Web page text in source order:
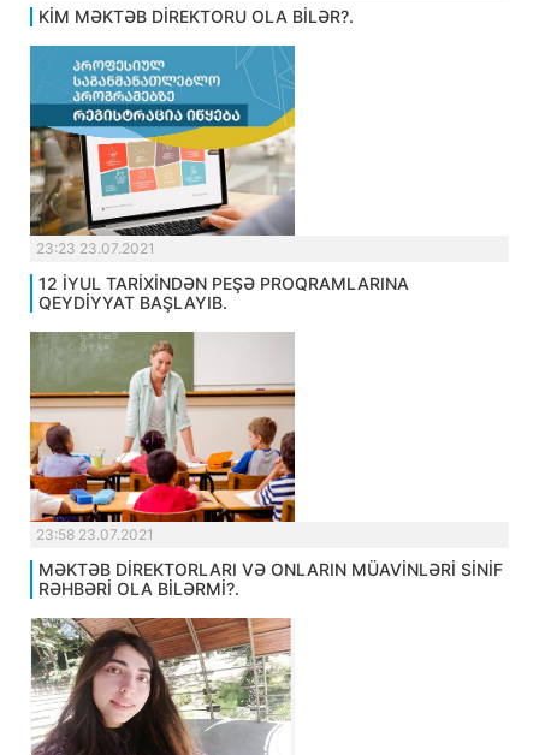
KİM MƏKTƏB DİREKTORU OLA BİLƏR?.
23:23 23.07.2021
12 İYUL TARİXİNDƏN PEŞƏ PROQRAMLARINA
QEYDİYYAT BAŞLAYIB.
23:58 23.07.2021
MƏKTƏB DİREKTORLARI VƏ ONLARIN MÜAVİNLƏRİ SİNİF
RƏHBƏRİ OLA BİLƏRMİ?.